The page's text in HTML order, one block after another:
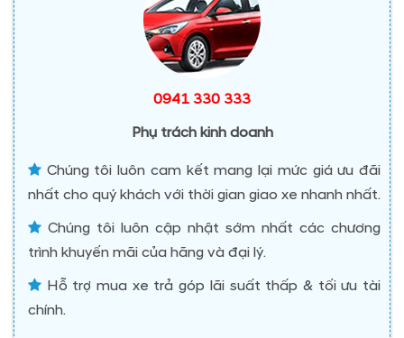
0941 330 333
Phụ trách kinh doanh
Chúng tôi luôn cam kết mang lại mức giá ưu đãi
nhất cho quý khách với thời gian giao xe nhanh nhất.
Chúng tôi luôn cập nhật sớm nhất các chương
trình khuyến mãi của hãng và đại lý.
Hỗ trợ mua xe trả góp lãi suất thấp & tối ưu tài
chính.